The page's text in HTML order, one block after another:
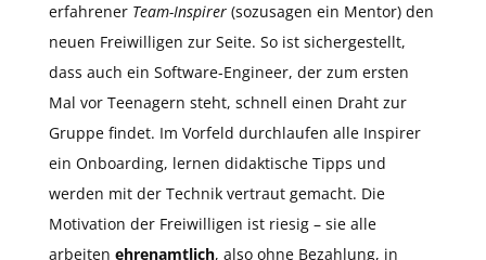
erfahrener Team-Inspirer (sozusagen ein Mentor) den
neuen Freiwilligen zur Seite. So ist sichergestellt,
dass auch ein Software-Engineer, der zum ersten
Mal vor Teenagern steht, schnell einen Draht zur
Gruppe findet. Im Vorfeld durchlaufen alle Inspirer
ein Onboarding, lernen didaktische Tipps und
werden mit der Technik vertraut gemacht. Die
Motivation der Freiwilligen ist riesig – sie alle
arbeiten ehrenamtlich, also ohne Bezahlung, in